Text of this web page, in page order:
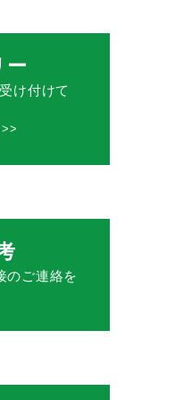
ー
け付けて
のご連絡を